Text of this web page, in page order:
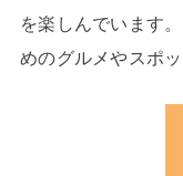
を楽しんでいます
めのグルメやスポ